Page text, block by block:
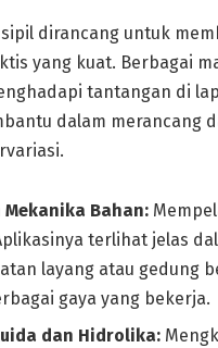
dirancang untuk
yang kuat. Berbagai
tantangan di
dalam merancang
Bahan:
terlihat jelas
layang atau gedung
gaya yang bekerja.
dan Hidrolika: